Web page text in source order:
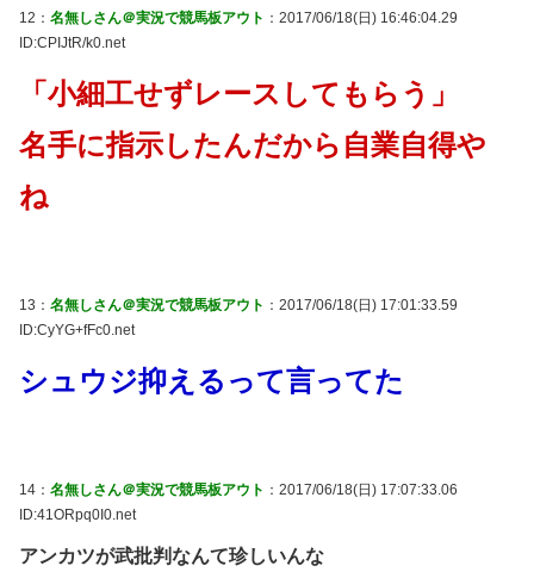
12： 名無しさん＠実況で競馬板アウト ：2017/06/18(日) 16:46:04.29
ID:CPIJtR/k0.net
「小細工せずレースしてもらう」
名手に指示したんだから自業自得や
ね
13： 名無しさん＠実況で競馬板アウト ：2017/06/18(日) 17:01:33.59
ID:CyYG+fFc0.net
シュウジ抑えるって言ってた
14： 名無しさん＠実況で競馬板アウト ：2017/06/18(日) 17:07:33.06
ID:41ORpq0I0.net
アンカツが武批判なんて珍しいんな